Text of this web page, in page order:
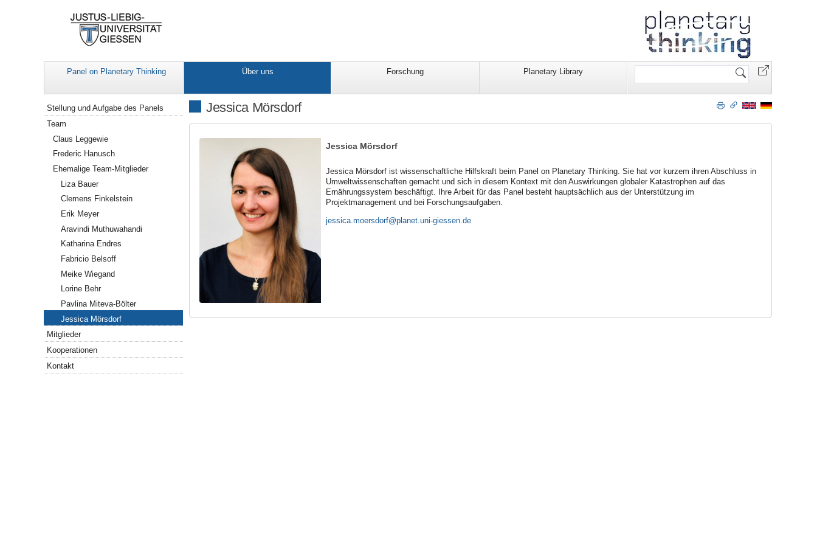
Panel on Planetary Thinking Über uns Forschung Planetary Library
Website
Jessica Mörsdorf
Jessica Mörsdorf
Jessica Mörsdorf ist wissenschaftliche Hilfskraft beim Panel on Planetary Thinking. Sie hat vor kurzem ihren Abschluss in
Umweltwissenschaften gemacht und sich in diesem Kontext mit den Auswirkungen globaler Katastrophen auf das
Ernährungssystem beschäftigt. Ihre Arbeit für das Panel besteht hauptsächlich aus der Unterstützung im
Projektmanagement und bei Forschungsaufgaben.
jessica.moersdorf
Navigation
Stellung und Aufgabe des Panels
Team
Claus Leggewie
Frederic Hanusch
Ehemalige Team-Mitglieder
Liza Bauer
Clemens Finkelstein
Erik Meyer
Aravindi Muthuwahandi
Katharina Endres
Fabricio Belsoff
Meike Wiegand
Lorine Behr
Pavlina Miteva-Bölter
Jessica Mörsdorf
Mitglieder
Kooperationen
Kontakt